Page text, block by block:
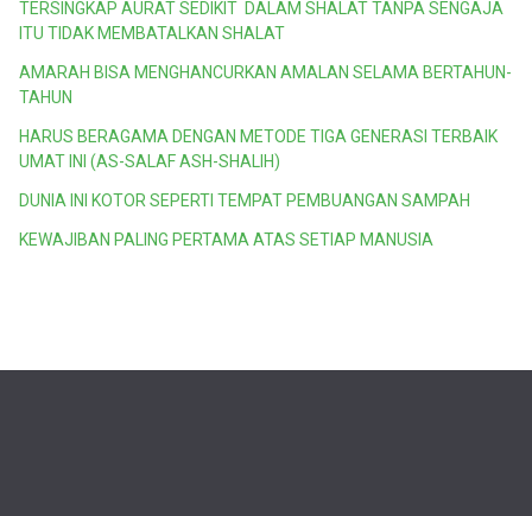
TERSINGKAP AURAT SEDIKIT DALAM SHALAT TANPA SENGAJA
ITU TIDAK MEMBATALKAN SHALAT
AMARAH BISA MENGHANCURKAN AMALAN SELAMA BERTAHUN-
TAHUN
HARUS BERAGAMA DENGAN METODE TIGA GENERASI TERBAIK
UMAT INI (AS-SALAF ASH-SHALIH)
DUNIA INI KOTOR SEPERTI TEMPAT PEMBUANGAN SAMPAH
KEWAJIBAN PALING PERTAMA ATAS SETIAP MANUSIA